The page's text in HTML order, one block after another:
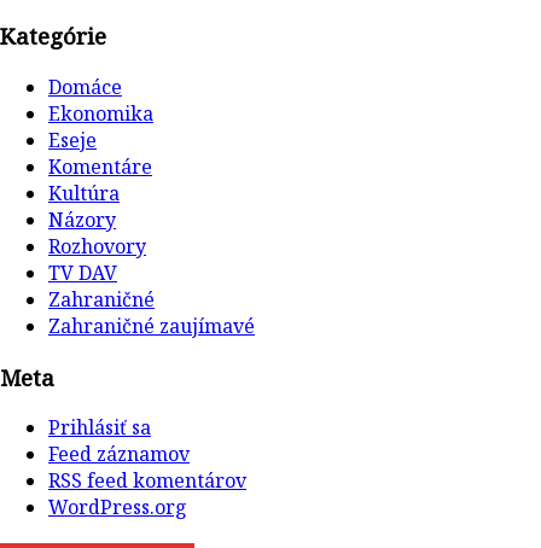
Kategórie
Domáce
Ekonomika
Eseje
Komentáre
Kultúra
Názory
Rozhovory
TV DAV
Zahraničné
Zahraničné zaujímavé
Meta
Prihlásiť sa
Feed záznamov
RSS feed komentárov
WordPress.org